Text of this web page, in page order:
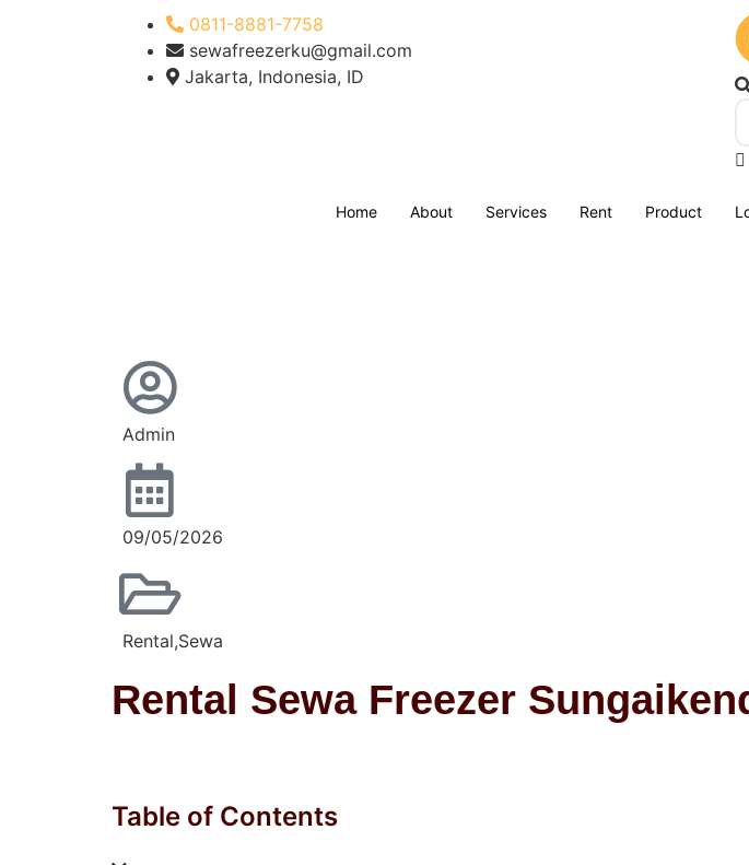
0811-8881-7758
sewafreezerku@gmail.com
Jakarta, Indonesia, ID
Home About Services Rent Product
Admin
09/05/2026
Rental,Sewa
Rental Sewa Freezer
Table of Contents